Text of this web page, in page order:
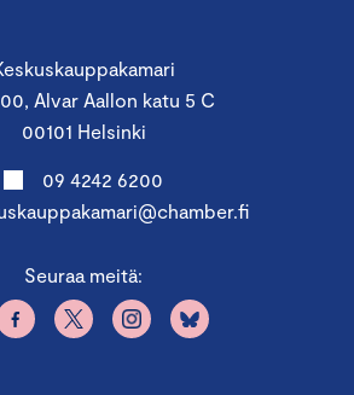
Alvar Aallon katu 5 C
00101 Helsinki
09 4242 6200
Seuraa meitä: